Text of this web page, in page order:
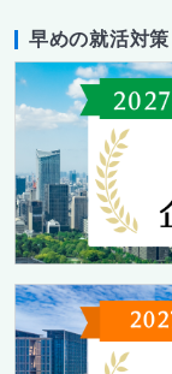
早めの就活対策